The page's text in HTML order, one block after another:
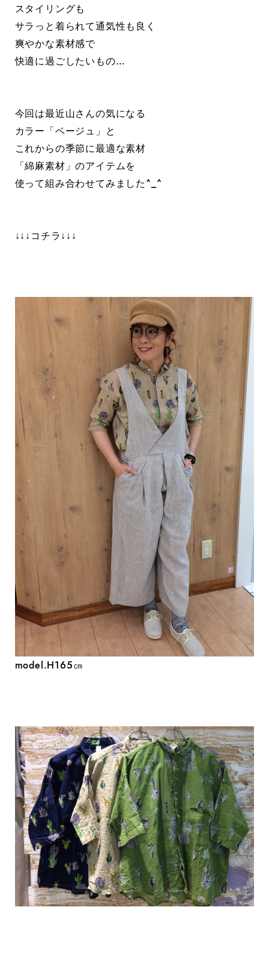
スタイリングも
サラっと着られて通気性も良く
爽やかな素材感で
快適に過ごしたいもの…
今回は最近山さんの気になる
カラー「ベージュ」と
これからの季節に最適な素材
「綿麻素材」のアイテムを
使って組み合わせてみました^_^
↓↓↓コチラ↓↓↓
model.H165㎝